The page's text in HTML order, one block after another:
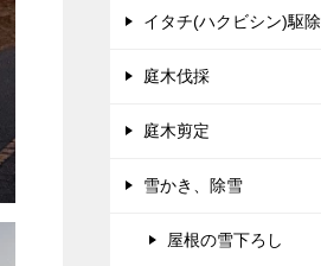
イタチ(ハクビシン)駆除
庭木伐採
庭木剪定
雪かき、除雪
屋根の雪下ろし